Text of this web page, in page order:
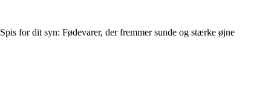
Spis for dit syn: Fødevarer, der fremmer sunde og stærke øjne